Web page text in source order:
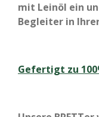
mit Leinöl ein
Begleiter in
Gefertigt zu